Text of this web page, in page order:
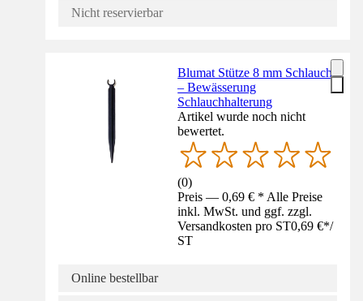
Nicht reservierbar
Blumat Stütze 8 mm Schlauch
– Bewässerung
Schlauchhalterung
Artikel wurde noch nicht
bewertet.
(0)
Preis — 0,69 € * Alle Preise
inkl. MwSt. und ggf. zzgl.
Versandkosten pro ST0,69 €*/
ST
Online bestellbar